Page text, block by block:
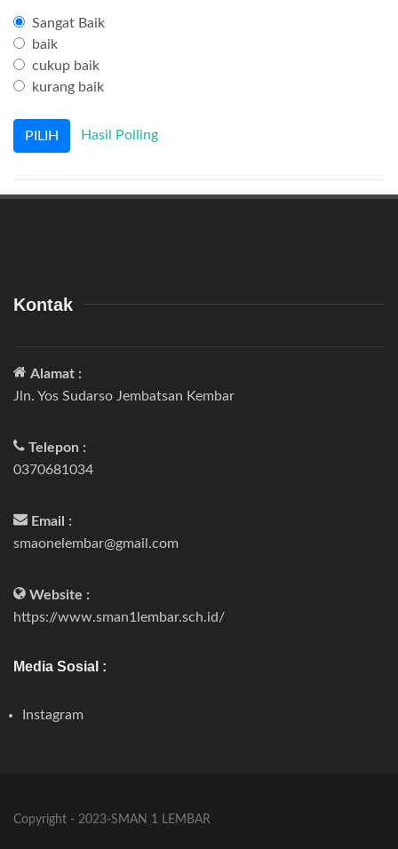
Sangat Baik
baik
cukup baik
kurang baik
Hasil Polling
Kontak
Alamat :
Jln. Yos Sudarso Jembatsan Kembar
Telepon :
0370681034
Email :
smaonelembar@gmail.com
Website :
https://www.sman1lembar.sch.id/
Media Sosial :
Instagram
Copyright - 2023-SMAN 1 LEMBAR